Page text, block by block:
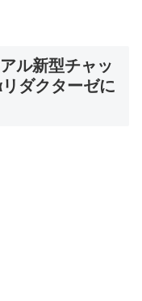
ル新型チャッ
ダクターゼに